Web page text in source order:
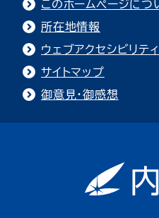
このホームページにつ
所在地情報
ウェブアクセシビリティ
サイトマップ
御意見・御感想